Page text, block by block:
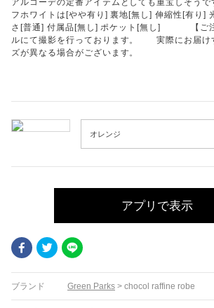
アルコーデの定番アイテムとしても重宝しそう
フホワイトは[やや有り] 裏地[無し] 伸縮性[有り]
さ[普通] 付属品[無し] ポケット[無し] 【ご
ルにて撮影を行っております。 実際にお届け
ズが異なる場合がございます。
アプリで表示
FacebookTwitter
ブランド Green Parks > chocol raffine robe